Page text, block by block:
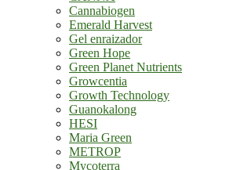
Cannabiogen
Emerald Harvest
Gel enraizador
Green Hope
Green Planet Nutrients
Growcentia
Growth Technology
Guanokalong
HESI
Maria Green
METROP
Mycoterra